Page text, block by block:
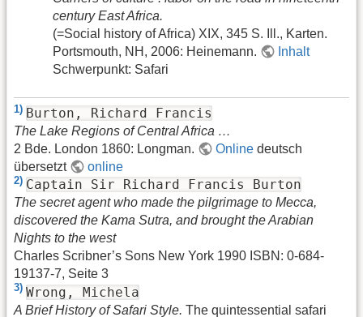
century East Africa.
(=Social history of Africa) XIX, 345 S. Ill., Karten.
Portsmouth, NH, 2006: Heinemann.
Inhalt
Schwerpunkt: Safari
1) Burton, Richard Francis
The Lake Regions of Central Africa …
2 Bde. London 1860: Longman.
Online deutsch
übersetzt
online
2) Captain Sir Richard Francis Burton
The secret agent who made the pilgrimage to Mecca,
discovered the Kama Sutra, and brought the Arabian
Nights to the west
Charles Scribner’s Sons New York 1990 ISBN: 0-684-
19137-7, Seite 3
3) Wrong, Michela
A Brief History of Safari Style. The quintessential safari